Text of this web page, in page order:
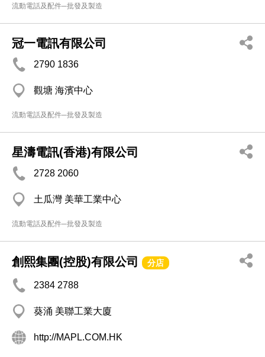
流動電話及配件─批發及製造
冠一電訊有限公司
2790 1836
觀塘 海濱中心
流動電話及配件─批發及製造
星濤電訊(香港)有限公司
2728 2060
土瓜灣 美華工業中心
流動電話及配件─批發及製造
創熙集團(控股)有限公司 分店
2384 2788
葵涌 美聯工業大廈
http://MAPL.COM.HK